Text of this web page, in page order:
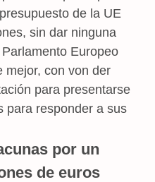
de la UE
sin dar ninguna
Europeo
mejor, con von der
para presentarse
para responder a sus
por un
de euros